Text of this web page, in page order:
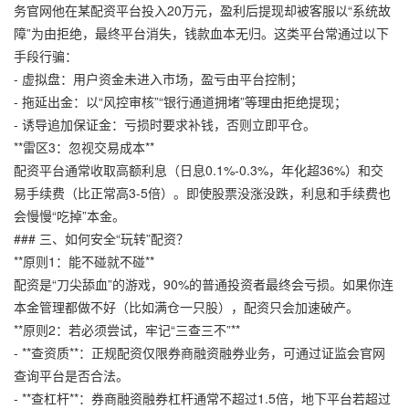
务官网他在某配资平台投入20万元，盈利后提现却被客服以“系统故
障”为由拒绝，最终平台消失，钱款血本无归。这类平台常通过以下
手段行骗：
- 虚拟盘：用户资金未进入市场，盈亏由平台控制；
- 拖延出金：以“风控审核”“银行通道拥堵”等理由拒绝提现；
- 诱导追加保证金：亏损时要求补钱，否则立即平仓。
**雷区3：忽视交易成本**
配资平台通常收取高额利息（日息0.1%-0.3%，年化超36%）和交
易手续费（比正常高3-5倍）。即使股票没涨没跌，利息和手续费也
会慢慢“吃掉”本金。
### 三、如何安全“玩转”配资？
**原则1：能不碰就不碰**
配资是“刀尖舔血”的游戏，90%的普通投资者最终会亏损。如果你连
本金管理都做不好（比如满仓一只股），配资只会加速破产。
**原则2：若必须尝试，牢记“三查三不”**
- **查资质**：正规配资仅限券商融资融券业务，可通过证监会官网
查询平台是否合法。
- **查杠杆**：券商融资融券杠杆通常不超过1.5倍，地下平台若超过